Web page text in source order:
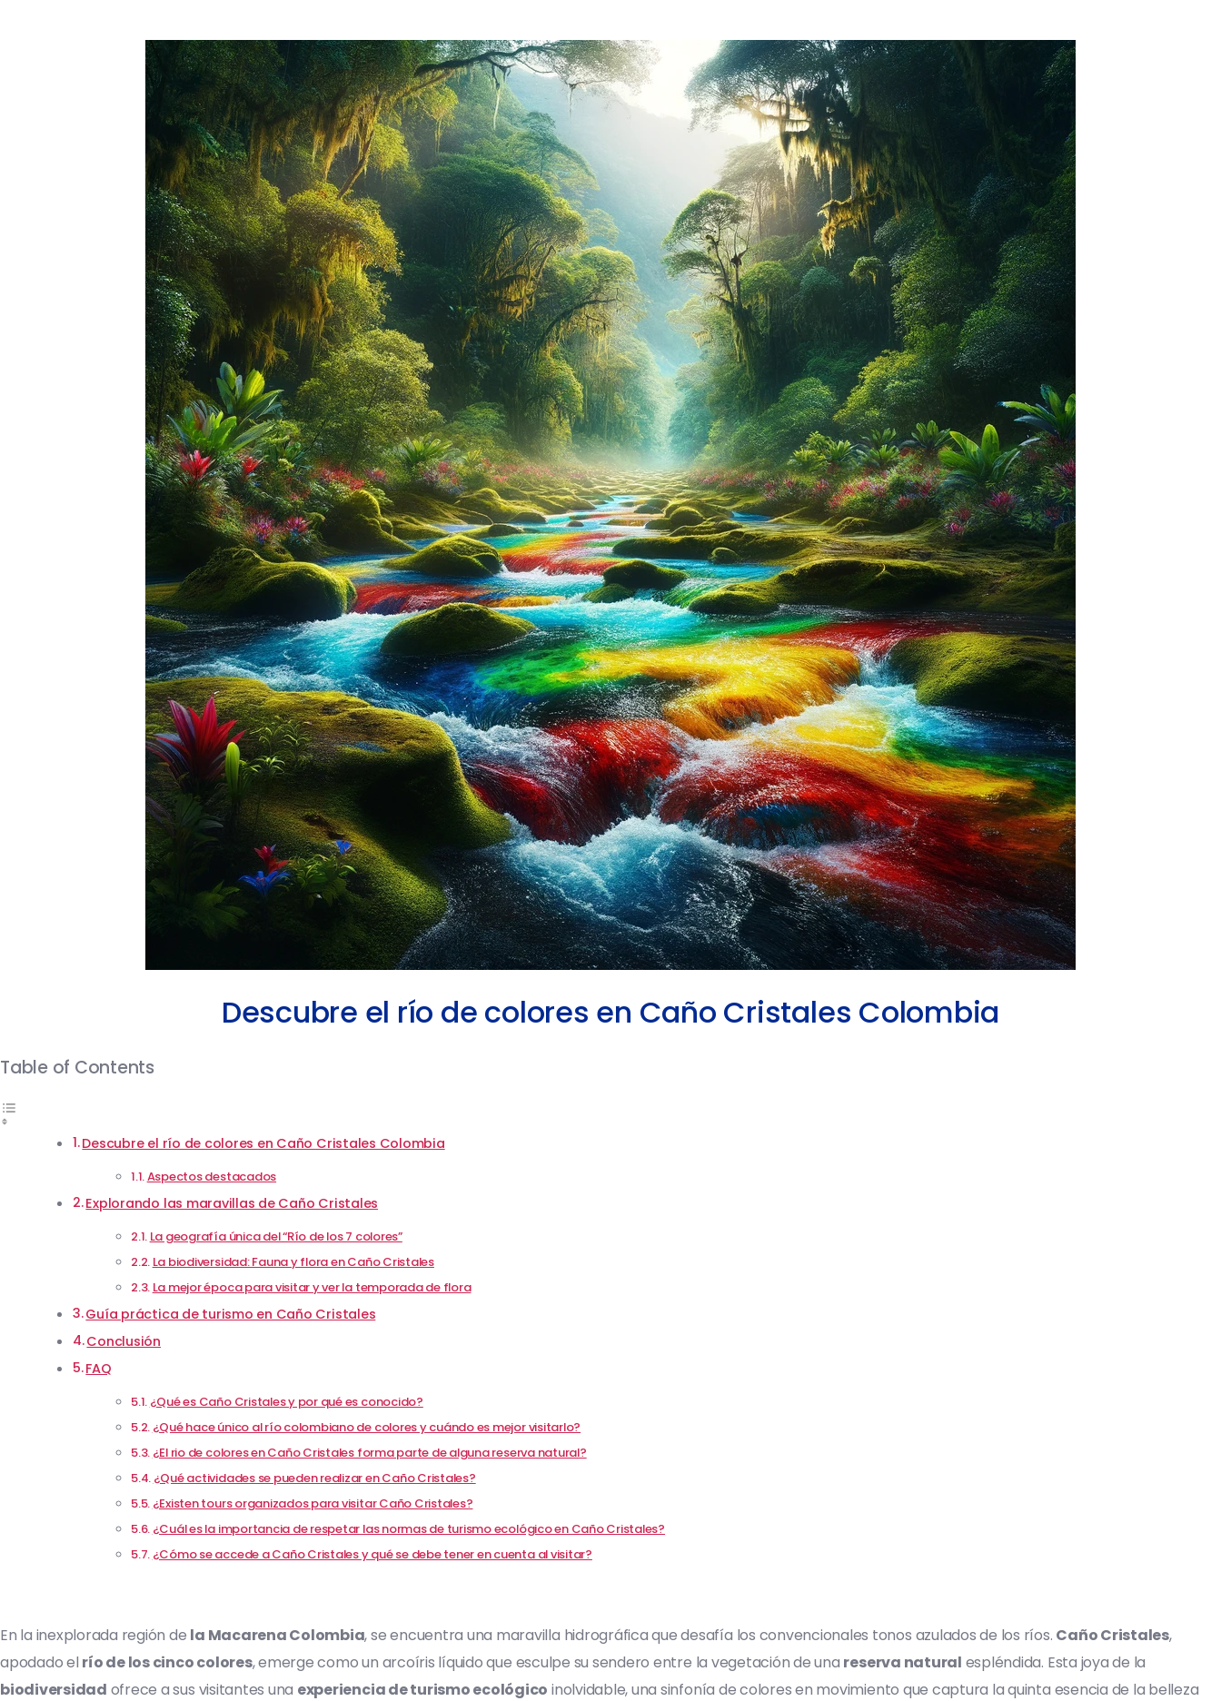
Descubre el río de colores en Caño Cristales Colombia
Table of Contents
Descubre el río de colores en Caño Cristales Colombia
Aspectos destacados
Explorando las maravillas de Caño Cristales
La geografía única del “Río de los 7 colores”
La biodiversidad: Fauna y flora en Caño Cristales
La mejor época para visitar y ver la temporada de flora
Guía práctica de turismo en Caño Cristales
Conclusión
FAQ
¿Qué es Caño Cristales y por qué es conocido?
¿Qué hace único al río colombiano de colores y cuándo es mejor visitarlo?
¿El rio de colores en Caño Cristales forma parte de alguna reserva natural?
¿Qué actividades se pueden realizar en Caño Cristales?
¿Existen tours organizados para visitar Caño Cristales?
¿Cuál es la importancia de respetar las normas de turismo ecológico en Caño Cristales?
¿Cómo se accede a Caño Cristales y qué se debe tener en cuenta al visitar?
En la inexplorada región de la Macarena Colombia, se encuentra una maravilla hidrográfica que desafía los convencionales tonos azulados de los ríos. Caño Cristales,
apodado el río de los cinco colores, emerge como un arcoíris líquido que esculpe su sendero entre la vegetación de una reserva natural espléndida. Esta joya de la
biodiversidad ofrece a sus visitantes una experiencia de turismo ecológico inolvidable, una sinfonía de colores en movimiento que captura la quinta esencia de la belleza